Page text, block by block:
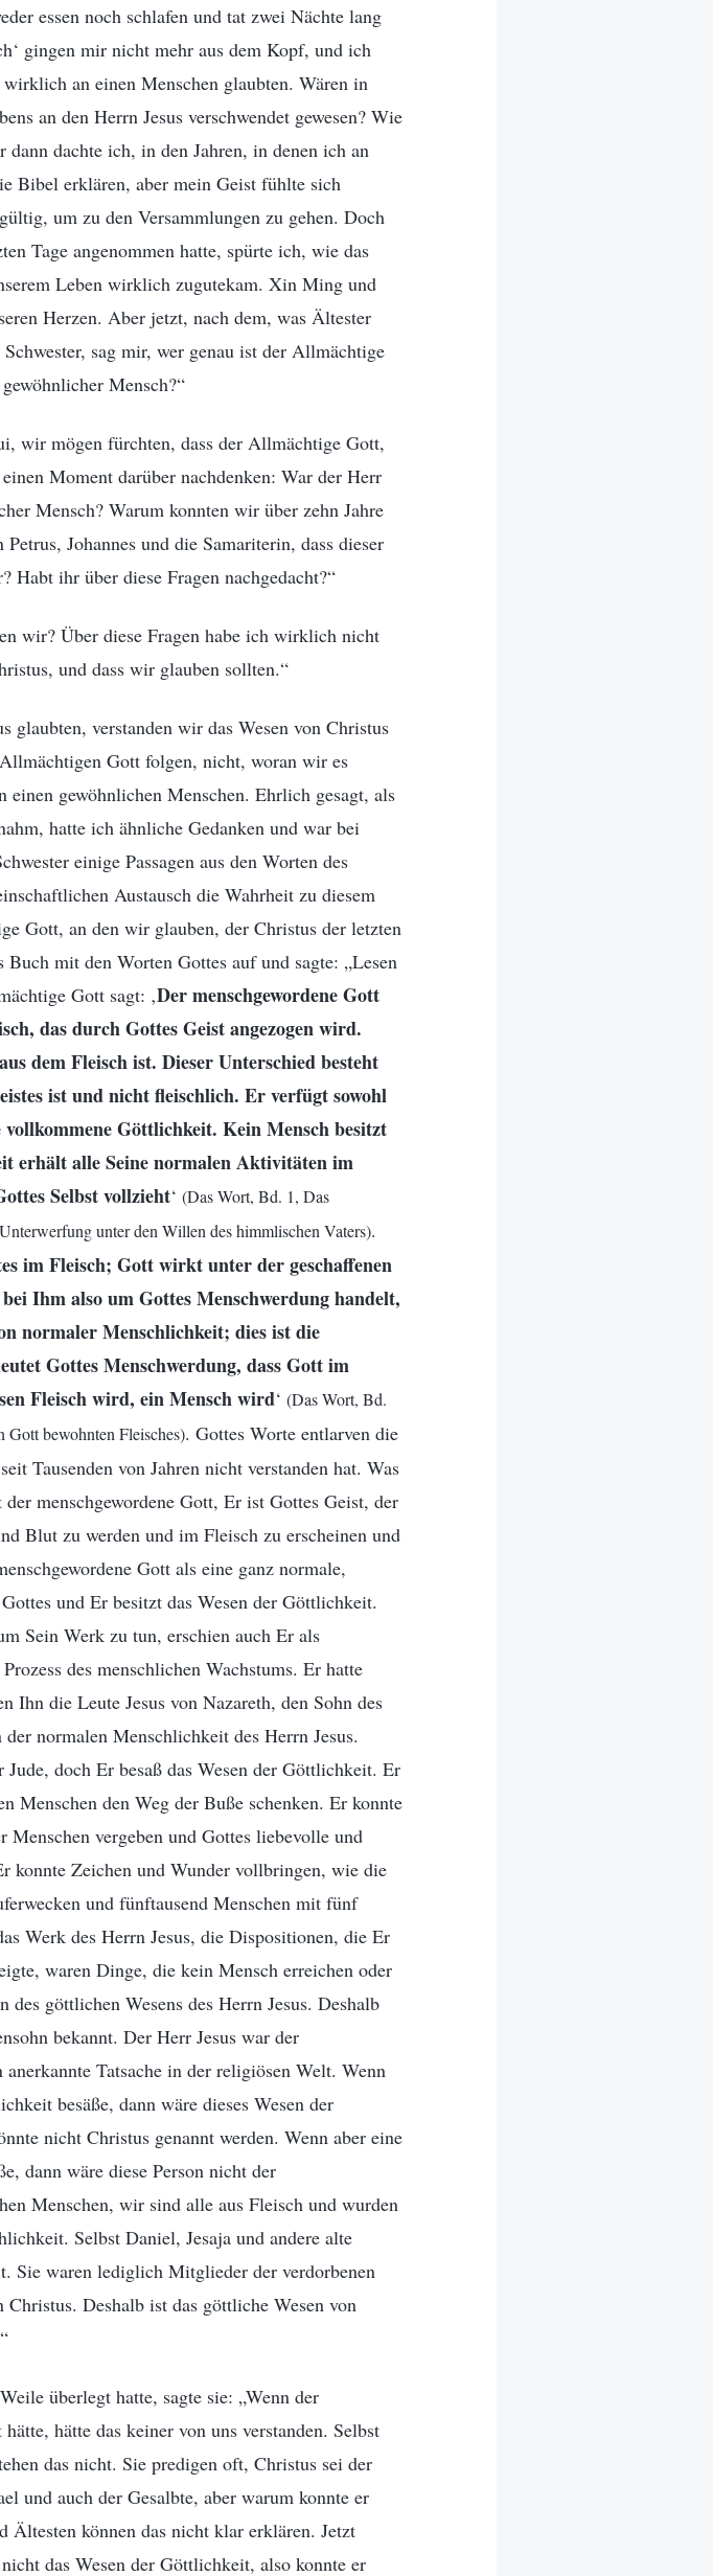
essen noch schlafen und tat zwei Nächte lang
gingen mir nicht mehr aus dem Kopf, und ich
an einen Menschen glaubten. Wären in
an den Herrn Jesus verschwendet gewesen? Wie
dachte ich, in den Jahren, in denen ich an
Bibel erklären, aber mein Geist fühlte sich
um zu den Versammlungen zu gehen. Doch
Tage angenommen hatte, spürte ich, wie das
Leben wirklich zugutekam. Xin Ming und
Herzen. Aber jetzt, nach dem, was Ältester
sag mir, wer genau ist der Allmächtige
Mensch?“
wir mögen fürchten, dass der Allmächtige Gott,
Moment darüber nachdenken: War der Herr
Mensch? Warum konnten wir über zehn Jahre
Johannes und die Samariterin, dass dieser
Habt ihr über diese Fragen nachgedacht?“
wir? Über diese Fragen habe ich wirklich nicht
und dass wir glauben sollten.“
glaubten, verstanden wir das Wesen von Christus
Gott folgen, nicht, woran wir es
gewöhnlichen Menschen. Ehrlich gesagt, als
hatte ich ähnliche Gedanken und war bei
einige Passagen aus den Worten des
Austausch die Wahrheit zu diesem
Gott, an den wir glauben, der Christus der letzten
mit den Worten Gottes auf und sagte: „Lesen
Gott sagt: ‚Der menschgewordene Gott
das durch Gottes Geist angezogen wird.
dem Fleisch ist. Dieser Unterschied besteht
ist und nicht fleischlich. Er verfügt sowohl
Göttlichkeit. Kein Mensch besitzt
erhält alle Seine normalen Aktivitäten im
Selbst vollzieht‘ (Das Wort, Bd. 1, Das
unter den Willen des himmlischen Vaters).
im Fleisch; Gott wirkt unter der geschaffenen
Ihm also um Gottes Menschwerdung handelt,
normaler Menschlichkeit; dies ist die
Gottes Menschwerdung, dass Gott im
Fleisch wird, ein Mensch wird‘ (Das Wort, Bd.
Gott bewohnten Fleisches). Gottes Worte entlarven die
Tausenden von Jahren nicht verstanden hat. Was
menschgewordene Gott, Er ist Gottes Geist, der
Blut zu werden und im Fleisch zu erscheinen und
Gott als eine ganz normale,
und Er besitzt das Wesen der Göttlichkeit.
Sein Werk zu tun, erschien auch Er als
des menschlichen Wachstums. Er hatte
Ihn die Leute Jesus von Nazareth, den Sohn des
normalen Menschlichkeit des Herrn Jesus.
doch Er besaß das Wesen der Göttlichkeit. Er
Menschen den Weg der Buße schenken. Er konnte
vergeben und Gottes liebevolle und
konnte Zeichen und Wunder vollbringen, wie die
und fünftausend Menschen mit fünf
Werk des Herrn Jesus, die Dispositionen, die Er
waren Dinge, die kein Mensch erreichen oder
göttlichen Wesens des Herrn Jesus. Deshalb
bekannt. Der Herr Jesus war der
Tatsache in der religiösen Welt. Wenn
besäße, dann wäre dieses Wesen der
nicht Christus genannt werden. Wenn aber eine
dann wäre diese Person nicht der
Menschen, wir sind alle aus Fleisch und wurden
Selbst Daniel, Jesaja und andere alte
Sie waren lediglich Mitglieder der verdorbenen
Deshalb ist das göttliche Wesen von
überlegt hatte, sagte sie: „Wenn der
hätte das keiner von uns verstanden. Selbst
das nicht. Sie predigen oft, Christus sei der
und auch der Gesalbte, aber warum konnte er
Ältesten können das nicht klar erklären. Jetzt
das Wesen der Göttlichkeit, also konnte er